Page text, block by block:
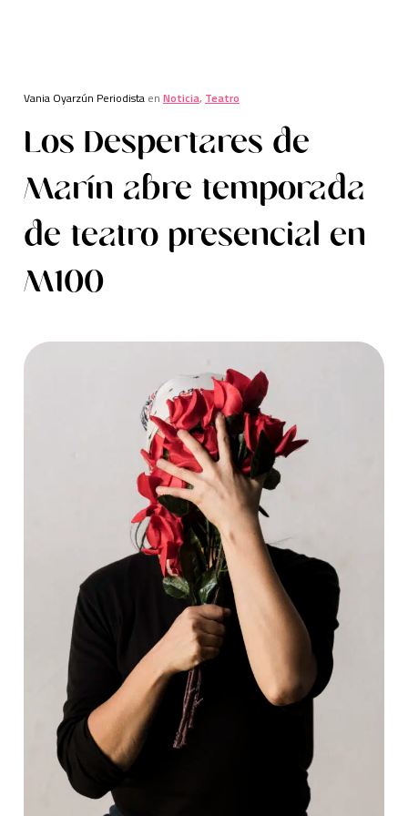
Vania Oyarzún Periodista en Noticia, Teatro
Los Despertares de
Marín abre temporada
de teatro presencial en
M100